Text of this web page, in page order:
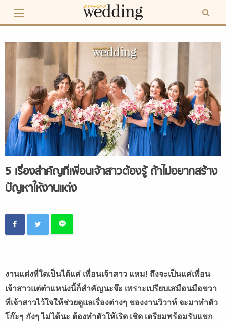
content
5 เรื่องสำคัญที่เพื่อนเจ้าสาวต้องรู้ ถ้าไม่อยากสร้าง
ปัญหาให้งานแต่ง
งานแต่งที่ใดเป็นได้แค่ เพื่อนเจ้าสาว แหม! ถึงจะเป็นแค่เพื่อน
เจ้าสาวแต่ตำแหน่งนี้ก็สำคัญนะจ๊ะ เพราะเปรียบเสมือนมือขวา
ที่เจ้าสาวไว้ใจให้ช่วยดูแลเรื่องต่างๆ ของงานวิวาห์ จะมาทำตัว
โก๊ะๆ กังๆ ไม่ได้นะ ต้องทำตัวให้เริด เชิด เตรียมพร้อมรับแขก